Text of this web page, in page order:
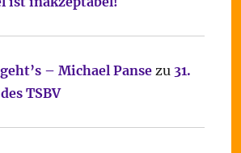
– Michael Pansezu 31.
TSBV